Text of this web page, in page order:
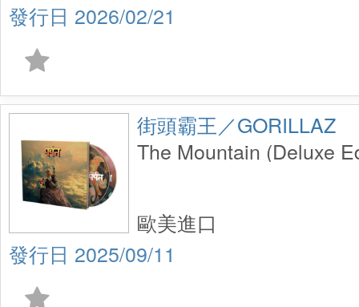
2026/02/21
街頭霸王／GORILLAZ
The Mountain (Deluxe
2025/09/11
歐美進口